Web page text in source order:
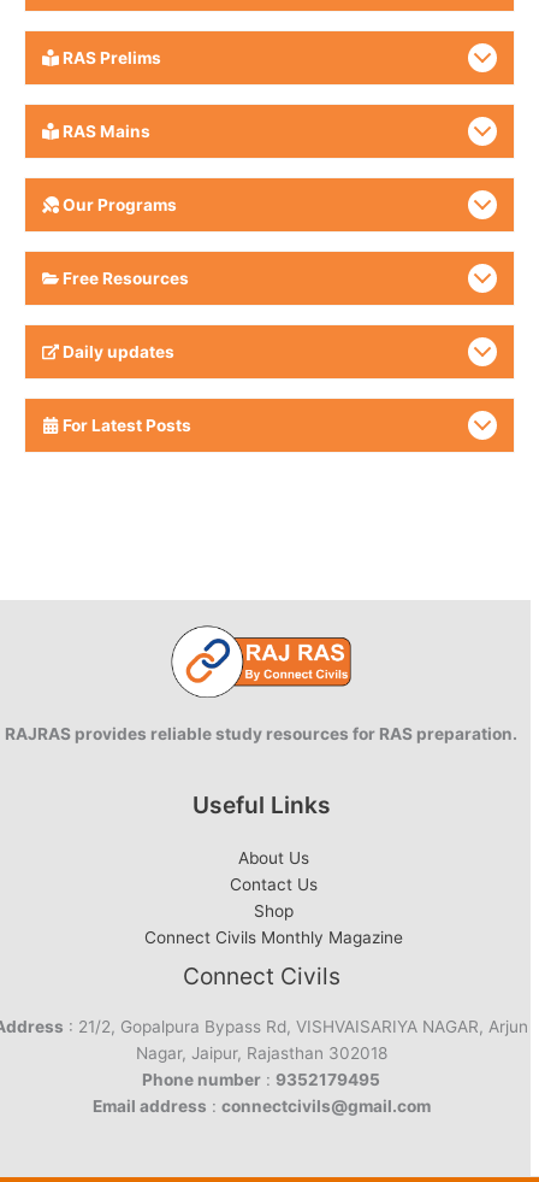
RAS Prelims
RAS Mains
Our Programs
Free Resources
Daily updates
For Latest Posts
RAJRAS provides reliable study resources for RAS preparation.
Useful Links
About Us
Contact Us
Shop
Connect Civils Monthly Magazine
Connect Civils
: 21/2, Gopalpura Bypass Rd, VISHVAISARIYA NAGAR, Arjun
Nagar, Jaipur, Rajasthan 302018
Phone number : 9352179495
Email address : connectcivils@gmail.com